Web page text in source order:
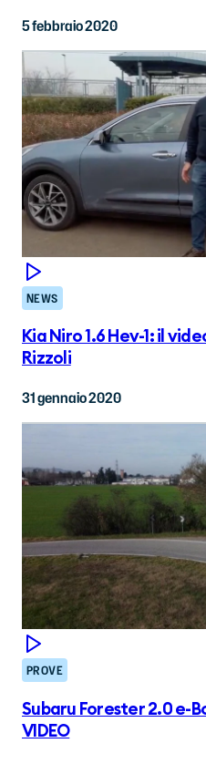
5 febbraio 2020
NEWS
Kia Niro 1.6 Hev-1: il
Rizzoli
31 gennaio 2020
PROVE
Subaru Forester 2.0 e-
VIDEO